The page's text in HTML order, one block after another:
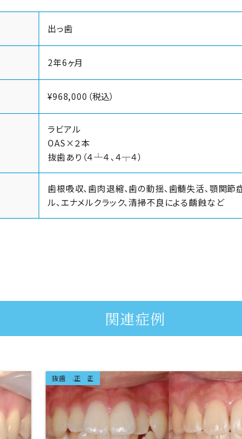
出っ歯
2年6ヶ月
¥968,000（税込）
ラビアル
OAS×２本
抜歯あり（４┴４、４┬４）
歯根吸収、歯肉退縮、歯の動揺、歯髄失活、顎関節
ル、エナメルクラック、清掃不良による齲蝕など
関連症例
ラビアル矯正
成人矯正
抜歯